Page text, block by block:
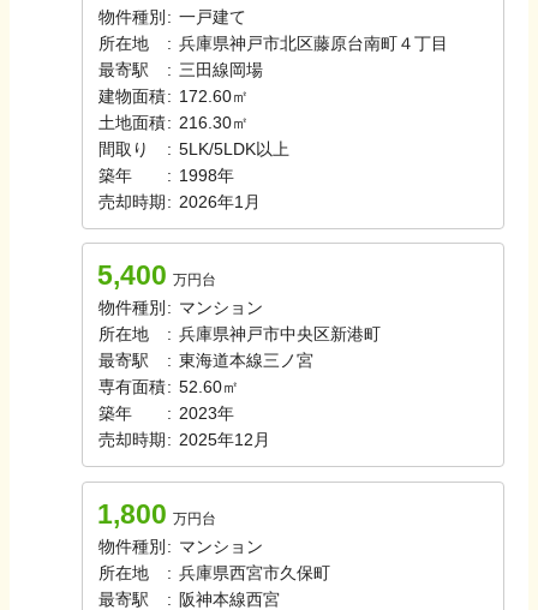
物件種別 : 一戸建て
所在地
: 兵庫県神戸市北区藤原台南町４丁目
最寄駅
: 三田線 岡場
建物面積: 172.60㎡
土地面積: 216.30㎡
間取り
: 5LK/5LDK以上
築年
: 1998年
売却時期 : 2026年1月
5,400 万円台
物件種別 : マンション
所在地
: 兵庫県神戸市中央区新港町
最寄駅
: 東海道本線三ノ宮
専有面積: 52.60㎡
築年
: 2023年
売却時期 : 2025年12月
1,800 万円台
物件種別 : マンション
所在地
: 兵庫県西宮市久保町
最寄駅
: 阪神本線西宮